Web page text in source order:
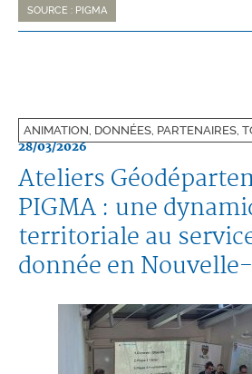
SOURCE : PIGMA
ANIMATION, DONNÉES, PARTENAIRES,
28/03/2026
Ateliers
PIGMA : une
territoriale au
donnée en